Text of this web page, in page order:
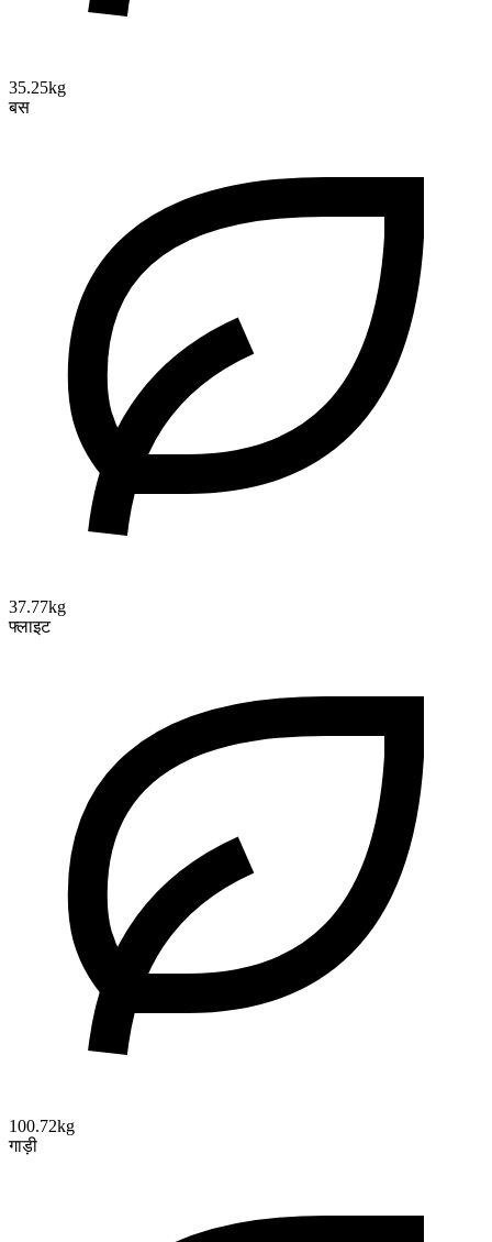
35.25kg
बस
37.77kg
फ्लाइट
100.72kg
गाड़ी